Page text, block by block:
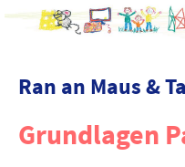
Ran an Maus &
Grundlagen